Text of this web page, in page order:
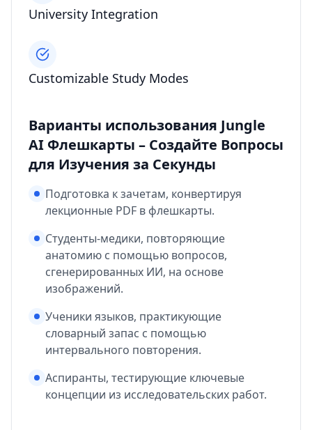
University Integration
Customizable Study Modes
Варианты использования Jungle
AI Флешкарты – Создайте Вопросы
для Изучения за Секунды
Подготовка к зачетам, конвертируя
лекционные PDF в флешкарты.
Студенты-медики, повторяющие
анатомию с помощью вопросов,
сгенерированных ИИ, на основе
изображений.
Ученики языков, практикующие
словарный запас с помощью
интервального повторения.
Аспиранты, тестирующие ключевые
концепции из исследовательских работ.